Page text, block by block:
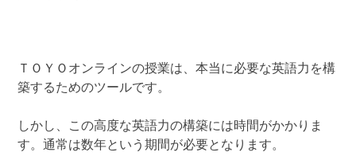
ＴＯＹＯオンラインの授業は、本当に必要な英語力を構
築するためのツールです。
しかし、この高度な英語力の構築には時間がかかりま
す。通常は数年という期間が必要となります。